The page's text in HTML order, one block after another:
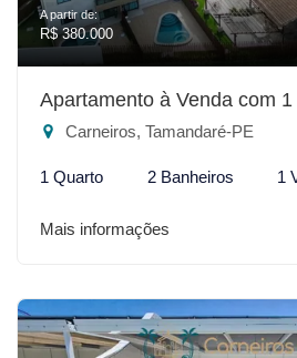
A partir de:
R$ 380.000
Apartamento à Venda com 1
Carneiros, Tamandaré-PE
1 Quarto 2 Banheiros 1
Mais informações